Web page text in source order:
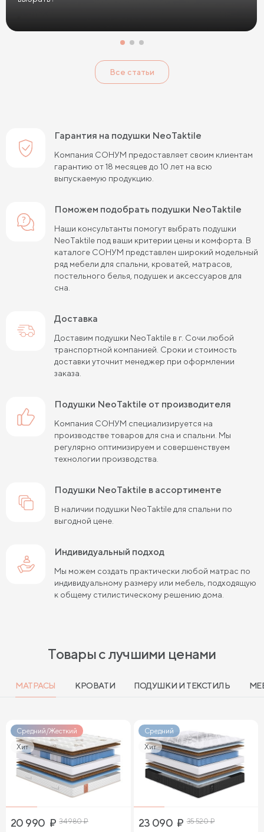
Все статьи
Гарантия на подушки NeoTaktile
Компания СОНУМ предоставляет своим клиентам
гарантию от 18 месяцев до 10 лет на всю
выпускаемую продукцию.
Поможем подобрать подушки NeoTaktile
Наши консультанты помогут выбрать подушки
NeoTaktile под ваши критерии цены и комфорта. В
каталоге СОНУМ представлен широкий модельный
ряд мебели для спальни, кроватей, матрасов,
постельного белья, подушек и аксессуаров для
сна.
Доставка
Доставим подушки NeoTaktile в г. Сочи любой
транспортной компанией. Сроки и стоимость
доставки уточнит менеджер при оформлении
заказа.
подушки NeoTaktile от производителя
Компания СОНУМ специализируется на
производстве товаров для сна и спальни. Мы
регулярно оптимизируем и совершенствуем
технологии производства.
подушки NeoTaktile в ассортименте
В наличии подушки NeoTaktile для спальни по
выгодной цене.
Индивидуальный подход
Мы можем создать практически любой матрас по
индивидуальному размеру или мебель, подходящую
к общему стилистическому решению дома.
Товары с лучшими ценами
МАТРАСЫ КРОВАТИ ПОДУШКИ И ТЕКСТИЛЬ
Средний/Жесткий
Хит
20 990 ₽ 34 980₽
Средний
Хит
23 090 ₽ 35 520₽